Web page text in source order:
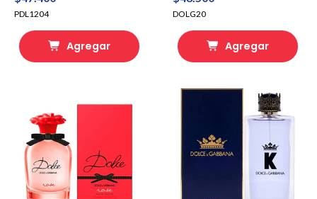
PDL1204
Agregar
DOLG20
Agregar